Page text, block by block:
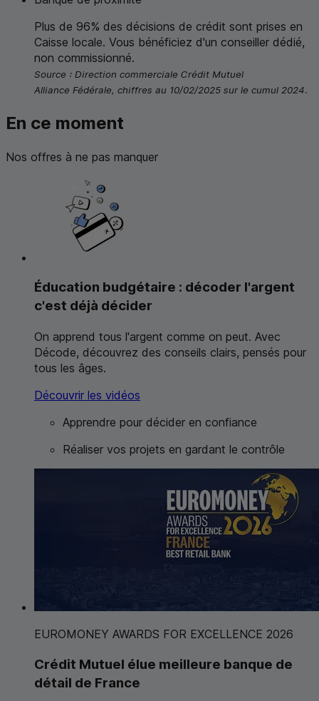
Plus de 96% des décisions de crédit sont prises en
Caisse locale. Vous bénéficiez d'un conseiller dédié,
non commissionné.
Source : Direction commerciale Crédit Mutuel
Alliance Fédérale, chiffres au 10/02/2025 sur le cumul 2024.
En ce moment
Nos offres à ne pas manquer
Éducation budgétaire : décoder l'argent
c'est déjà décider
On apprend tous l'argent comme on peut. Avec
Décode, découvrez des conseils clairs, pensés pour
tous les âges.
Découvrir les vidéos
Apprendre pour décider en confiance
Réaliser vos projets en gardant le contrôle
EUROMONEY AWARDS FOR EXCELLENCE 2026
Crédit Mutuel élue meilleure banque de
détail de France